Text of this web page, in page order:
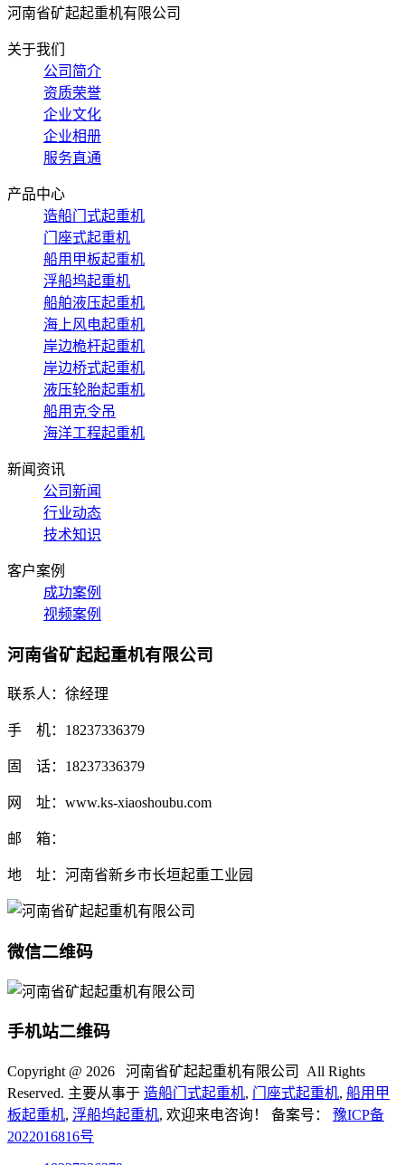
河南省矿起起重机有限公司
关于我们
公司简介
资质荣誉
企业文化
企业相册
服务直通
产品中心
造船门式起重机
门座式起重机
船用甲板起重机
浮船坞起重机
船舶液压起重机
海上风电起重机
岸边桅杆起重机
岸边桥式起重机
液压轮胎起重机
船用克令吊
海洋工程起重机
新闻资讯
公司新闻
行业动态
技术知识
客户案例
成功案例
视频案例
河南省矿起起重机有限公司
联系人：徐经理
手 机：18237336379
固 话：18237336379
网 址：www.ks-xiaoshoubu.com
邮 箱：
地 址：河南省新乡市长垣起重工业园
微信二维码
手机站二维码
Copyright @ 2026 河南省矿起起重机有限公司 All Rights
Reserved. 主要从事于 造船门式起重机, 门座式起重机, 船用甲
板起重机, 浮船坞起重机, 欢迎来电咨询！ 备案号： 豫ICP备
2022016816号